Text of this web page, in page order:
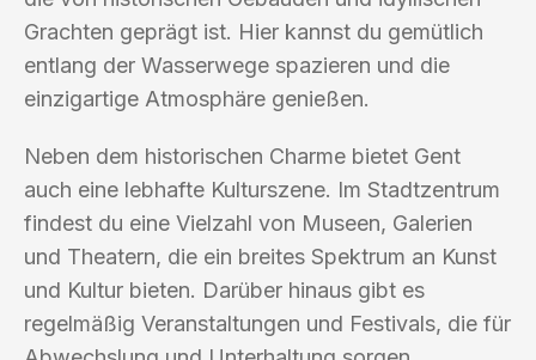
Grachten geprägt ist. Hier kannst du gemütlich
entlang der Wasserwege spazieren und die
einzigartige Atmosphäre genießen.
Neben dem historischen Charme bietet Gent
auch eine lebhafte Kulturszene. Im Stadtzentrum
findest du eine Vielzahl von Museen, Galerien
und Theatern, die ein breites Spektrum an Kunst
und Kultur bieten. Darüber hinaus gibt es
regelmäßig Veranstaltungen und Festivals, die für